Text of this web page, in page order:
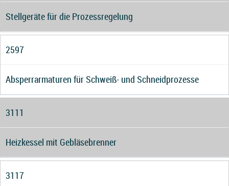
Stellgeräte für die Prozessregelung
2597
Absperrarmaturen für Schweiß- und Schneidprozesse
3111
Heizkessel mit Gebläsebrenner
3117